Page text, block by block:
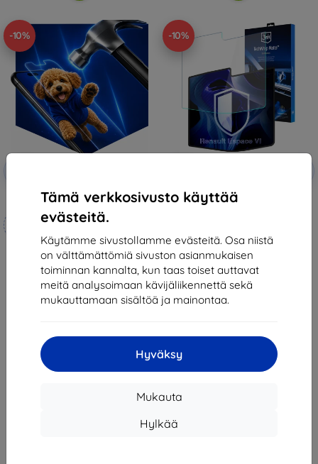
Tämä verkkosivusto käyttää
evästeitä.
Käytämme sivustollamme evästeitä. Osa niistä
on välttämättömiä sivuston asianmukaisen
toiminnan kannalta, kun taas toiset auttavat
meitä analysoimaan kävijäliikennettä sekä
mukauttamaan sisältöä ja mainontaa.
Hyväksy
Mukauta
Hylkää
-10%
3mk Hammer protective film
Mittojen mukaan
21,90 €
19,70 €
Varastossa 4 kpl
-10%
3mk TechWrap Matte Center
Display Protective film for
35,01 €
Varastossa > 5 kpl
yhteensä6.